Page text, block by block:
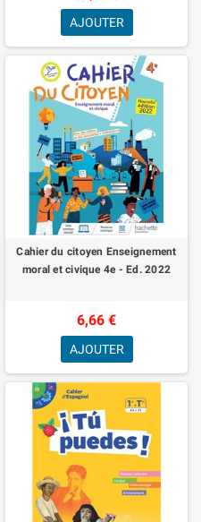
AJOUTER
Cahier du citoyen Enseignement
moral et civique 4e - Ed. 2022
6,66 €
AJOUTER